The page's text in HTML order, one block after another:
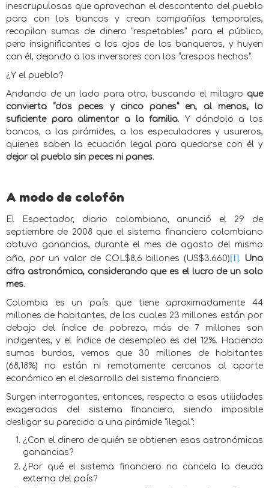
inescrupulosas que aprovechan el descontento del pueblo
para con los bancos y crean compañías temporales,
recopilan sumas de dinero “respetables” para el público,
pero insignificantes a los ojos de los banqueros, y huyen
con él, dejando a los inversores con los “crespos hechos”.
¿Y el pueblo?
Andando de un lado para otro, buscando el milagro que
convierta “dos peces y cinco panes” en, al menos, lo
suficiente para alimentar a la familia. Y dándolo a los
bancos, a las pirámides, a los especuladores y usureros,
quienes saben la ecuación legal para quedarse con él y
dejar al pueblo sin peces ni panes.
A modo de colofón
El Espectador, diario colombiano, anunció el 29 de
septiembre de 2008 que el sistema financiero colombiano
obtuvo ganancias, durante el mes de agosto del mismo
año, por un valor de COL$8,6 billones (US$3.660)[I]. Una
cifra astronómica, considerando que es el lucro de un solo
mes.
Colombia es un país que tiene aproximadamente 44
millones de habitantes, de los cuales 23 millones están por
debajo del índice de pobreza, más de 7 millones son
indigentes, y el índice de desempleo es del 12%. Haciendo
sumas burdas, vemos que 30 millones de habitantes
(68,18%) no están ni remotamente cercanos al aporte
económico en el desarrollo del sistema financiero.
Surgen interrogantes, entonces, respecto a esas utilidades
exageradas del sistema financiero, siendo imposible
desligar su parecido a una pirámide “ilegal”:
¿Con el dinero de quién se obtienen esas astronómicas
ganancias?
¿Por qué el sistema financiero no cancela la deuda
externa del país?